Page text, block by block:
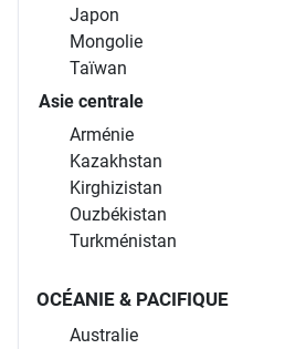
Japon
Mongolie
Taïwan
Asie centrale
Arménie
Kazakhstan
Kirghizistan
Ouzbékistan
Turkménistan
OCÉANIE & PACIFIQUE
Australie